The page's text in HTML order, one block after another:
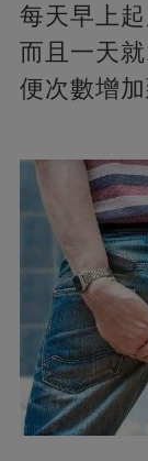
每天早上
而且一天
便次數增加